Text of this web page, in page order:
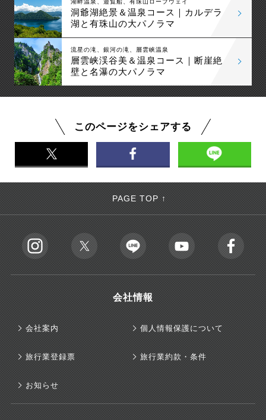
洞爺湖絶景＆温泉コース｜カルデラ
湖と有珠山の大パノラマ
流星の滝、銀河の滝、層雲峡温泉
層雲峡渓谷美＆温泉コース｜断崖絶
壁と名瀑の大パノラマ
このページをシェアする
PAGE TOP ↑
会社情報
会社案内 個人情報保護について
旅行業登録票 旅行業約款・条件
お知らせ